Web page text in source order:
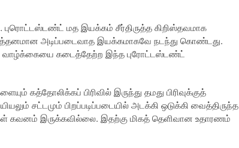
மத இயக்கம் சீர்திருத்த கிறிஸ்தவமாக
அடிப்படைவாத இயக்கமாகவே நடந்து கொண்டது.
வாழ்க்கையை கடைத்தேற்ற இந்த புரோட்டஸ்டண்ட்
கத்தோலிக்கப் பிரிவில் இருந்து தமது பிரிவுக்குத்
சட்டமும் பிறப்படிப்படையில் அடக்கி ஒடுக்கி வைத்திருந்த
கவனம் இருக்கவில்லை. இதற்கு மிகத் தெளிவான உதாரணம்